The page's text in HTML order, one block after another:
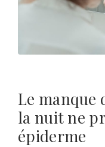
Le manque
la nuit ne
épiderme